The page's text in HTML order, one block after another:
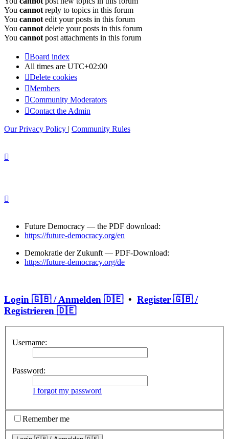
You cannot reply to topics in this forum
You cannot edit your posts in this forum
You cannot delete your posts in this forum
You cannot post attachments in this forum
Board index
All times are UTC+02:00
Delete cookies
Members
Community Moderators
Contact the Admin
Our Privacy Policy | Community Rules
Future Democracy — the PDF download:
https://future-democracy.org/en
Demokratie der Zukunft — PDF-Download:
https://future-democracy.org/de
Login 🇬🇧 / Anmelden 🇩🇪• Register 🇬🇧 /
Registrieren 🇩🇪
Username:
Password:
I forgot my password
Remember me